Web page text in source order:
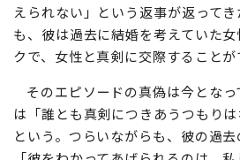
「私のこと、どう思っているの？
と、彼からは「キミのことは好き
えられない」という返事が返ってき
も、彼は過去に結婚を考えていた
クで、女性と真剣に交際すること
そのエピソードの真偽は今とな